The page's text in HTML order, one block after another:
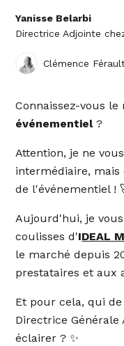
Yanisse Belarbi
Directrice Adjointe
Clémence
Connaissez-vous le
événementiel?
Attention, je ne
intermédiaire,
de l'événementiel !
Aujourd'hui, je
coulisses d'IDEAL
le marché depuis
prestataires et aux
Et pour cela, qui
Directrice
éclairer ? ✨